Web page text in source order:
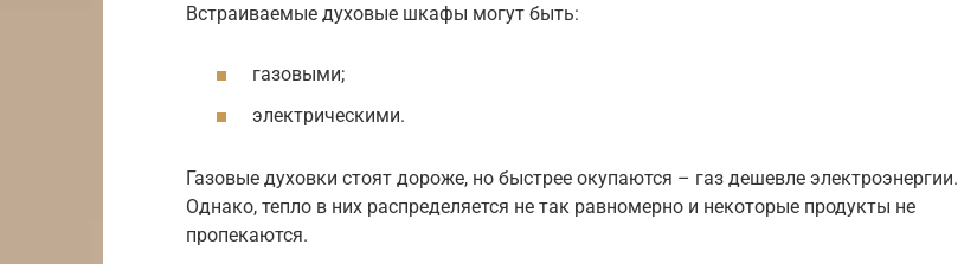
Встраиваемые духовые шкафы могут быть:
газовыми;
электрическими.
Газовые духовки стоят дороже, но быстрее окупаются – газ дешевле электроэнергии.
Однако, тепло в них распределяется не так равномерно и некоторые продукты не
пропекаются.